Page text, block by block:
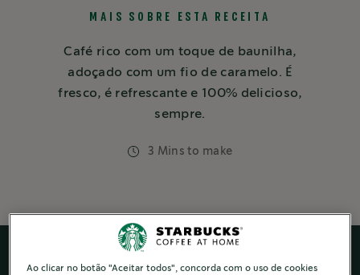
MAIS SOBRE ESTA RECEITA
Café rico com um toque de baunilha,
adoçado com um fio de caramelo. É
fresco, é refrescante e 100% delicioso,
sempre.
3 Mins to make
Ao clicar no botão "Aceitar todos", concorda com o uso de cookies